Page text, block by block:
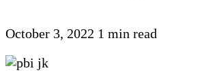
October 3, 2022 1 min read